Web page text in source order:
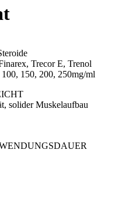
Trecor E, Trenol
150, 200, 250mg/ml
solider Muskelaufbau